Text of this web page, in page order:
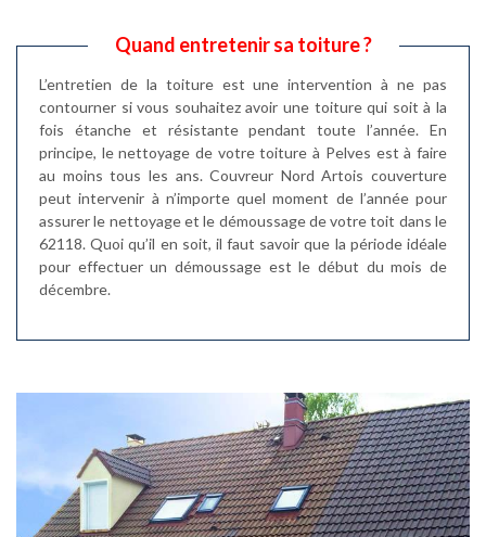
Quand entretenir sa toiture ?
L’entretien de la toiture est une intervention à ne pas
contourner si vous souhaitez avoir une toiture qui soit à la
fois étanche et résistante pendant toute l’année. En
principe, le nettoyage de votre toiture à Pelves est à faire
au moins tous les ans. Couvreur Nord Artois couverture
peut intervenir à n’importe quel moment de l’année pour
assurer le nettoyage et le démoussage de votre toit dans le
62118. Quoi qu’il en soit, il faut savoir que la période idéale
pour effectuer un démoussage est le début du mois de
décembre.